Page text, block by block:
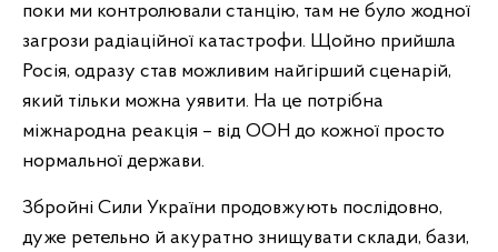
поки ми контролювали станцію, там не було жодної
загрози радіаційної катастрофи. Щойно прийшла
Росія, одразу став можливим найгірший сценарій,
який тільки можна уявити. На це потрібна
міжнародна реакція – від ООН до кожної просто
нормальної держави.
Збройні Сили України продовжують послідовно,
дуже ретельно й акуратно знищувати склади, бази,